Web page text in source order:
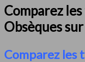
Comparez
Obsèques
Comparez les